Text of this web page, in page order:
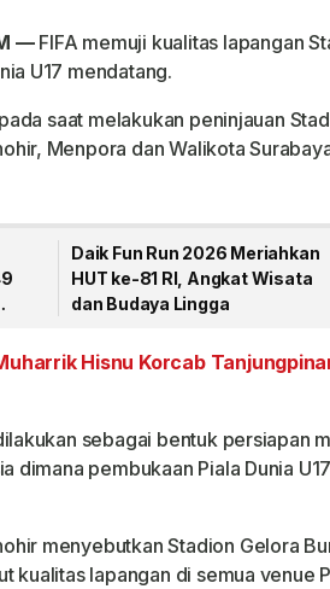
—FIFA memuji kualitas lapangan
U17 mendatang.
saat melakukan peninjauan
Menpora dan Walikota
Daik Fun Run 2026 Meriahkan
HUT ke-81 RI, Angkat Wisata
dan Budaya Lingga
Hisnu Korcab
sebagai bentuk persiapan
dimana pembukaan Piala Dunia
menyebutkan Stadion Gelora
kualitas lapangan di semua venue